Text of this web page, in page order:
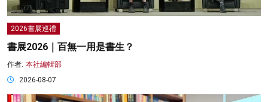
2026書展巡禮
書展2026｜百無一用是書生？
作者: 本社編輯部
2026-08-07